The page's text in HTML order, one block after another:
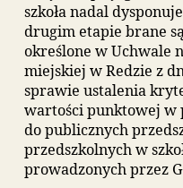
W przypadku braku
zawartych w
rozpatrując
którego spełnianie
Na podstawie
kryteriów komisja